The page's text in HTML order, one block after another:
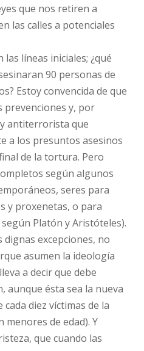
que nos retiren a
las calles a potenciales
líneas iniciales; ¿qué
90 personas de
Estoy convencida de que
prevenciones y, por
antiterrorista que
a los presuntos asesinos
de la tortura. Pero
según algunos
seres para
y proxenetas, o para
Platón y Aristóteles).
excepciones, no
asumen la ideología
a decir que debe
aunque ésta sea la nueva
cada diez víctimas de la
de edad). Y
que cuando las